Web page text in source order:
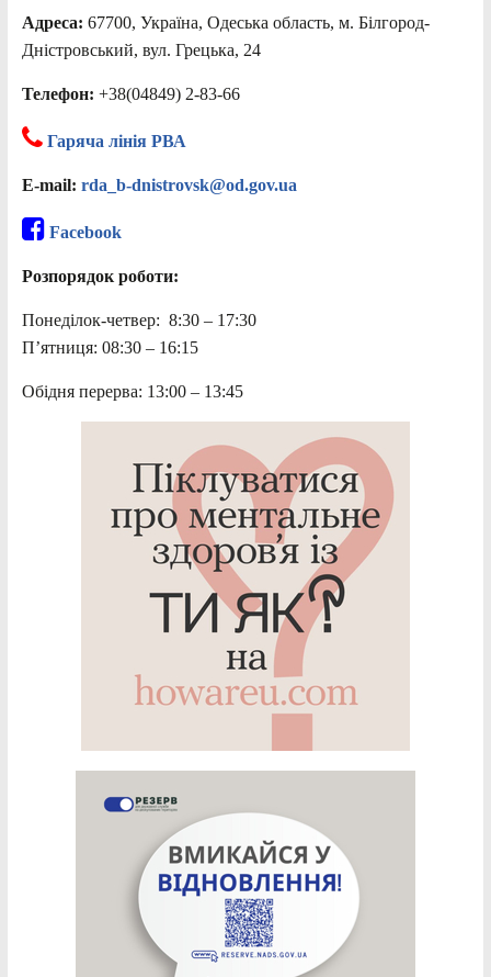
Адреса: 67700, Україна, Одеська область, м. Білгород-
Дністровський, вул. Грецька, 24
Телефон: +38(04849) 2-83-66
Гаряча лінія РВА
E-mail: rda_b-dnistrovsk@od.gov.ua
Facebook
Розпорядок роботи:
Понеділок-четвер: 8:30 – 17:30
П’ятниця: 08:30 – 16:15
Обідня перерва: 13:00 – 13:45